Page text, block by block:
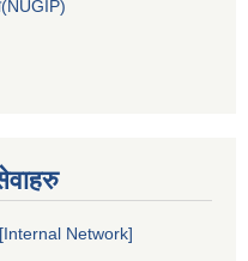
[Internal Network]